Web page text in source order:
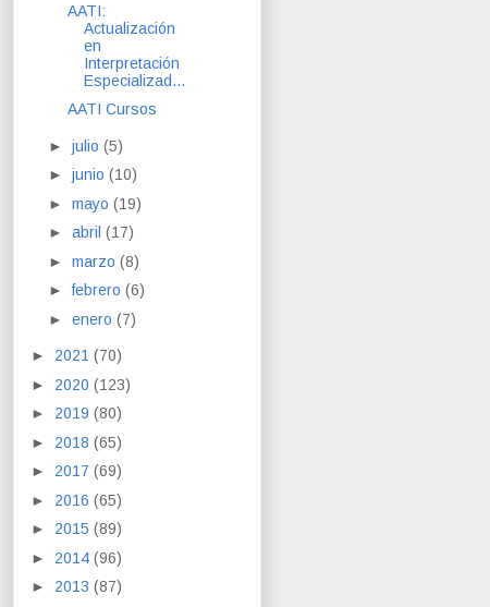
AATI:
Actualización
en
Interpretación
Especializad...
AATI Cursos
►julio(5)
►junio(10)
►mayo(19)
►abril(17)
►marzo(8)
►febrero(6)
►enero(7)
► 2021 (70)
► 2020 (123)
► 2019 (80)
► 2018 (65)
► 2017 (69)
► 2016 (65)
► 2015 (89)
► 2014 (96)
► 2013 (87)